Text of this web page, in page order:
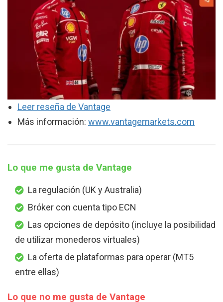
Leer reseña de Vantage
Más información: www.vantagemarkets.com
Lo que me gusta de Vantage
La regulación (UK y Australia)
Bróker con cuenta tipo ECN
Las opciones de depósito (incluye la posibilidad
de utilizar monederos virtuales)
La oferta de plataformas para operar (MT5
entre ellas)
Lo que no me gusta de Vantage